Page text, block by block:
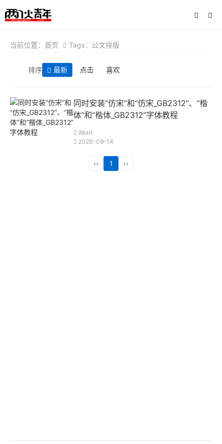
当前位置： 首页 Tags：公文排版
排序 最新 点击 喜欢
同时安装“仿宋”和“仿宋_GB2312”、“楷
体”和“楷体_GB2312”字体教程
Word
2020-09-14
‹‹ 1 ››